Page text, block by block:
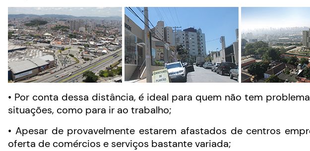
• Por conta dessa distância, é ideal para quem não tem
situações, como para ir ao trabalho;
• Apesar de provavelmente estarem afastados de centros
oferta de comércios e serviços bastante variada;